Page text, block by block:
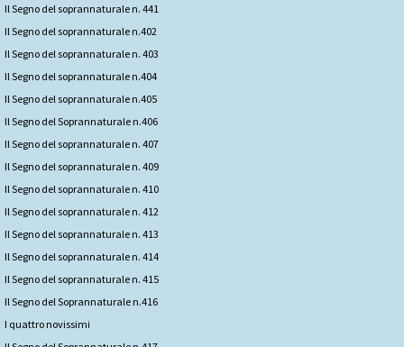
Il Segno del soprannaturale n. 441
Il Segno del soprannaturale n.402
Il Segno del soprannaturale n. 403
Il Segno del soprannaturale n.404
Il Segno del soprannaturale n.405
Il Segno del Soprannaturale n.406
Il Segno del soprannaturale n. 407
Il Segno del soprannaturale n. 409
Il Segno del soprannaturale n. 410
Il Segno del soprannaturale n. 412
Il Segno del soprannaturale n. 413
Il Segno del soprannaturale n. 414
Il Segno del soprannaturale n. 415
Il Segno del Soprannaturale n.416
I quattro novissimi